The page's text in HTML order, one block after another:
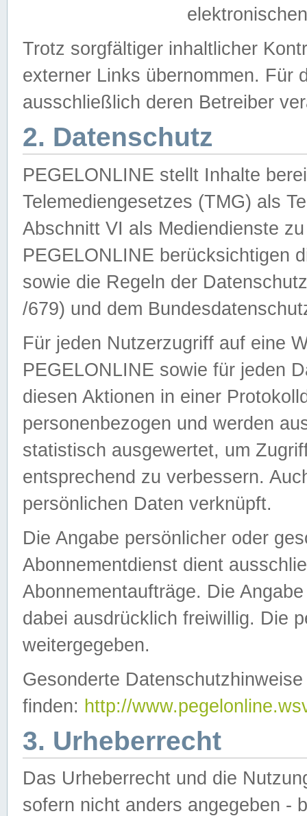
Trotz sorgfältiger inhaltlicher
externer Links übernommen. Für
ausschließlich deren Betreiber
2. Datenschutz
PEGELONLINE stellt Inhalte
Telemediengesetzes (TMG) als
Abschnitt VI als Mediendienste
PEGELONLINE berücksichtigen
sowie die Regeln der
/679) und dem
Für jeden Nutzerzugriff auf eine
PEGELONLINE sowie für jeden
diesen Aktionen in einer
personenbezogen und werden
statistisch ausgewertet, um
entsprechend zu verbessern.
persönlichen Daten verknüpft.
Die Angabe persönlicher oder
Abonnementdienst dient
Abonnementaufträge. Die
dabei ausdrücklich freiwillig. Die
weitergegeben.
Gesonderte
finden: http://
3. Urheberrecht
Das Urheberrecht und die
sofern nicht anders angegeben -